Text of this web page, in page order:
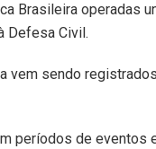
Brasileira operadas
Defesa Civil.
vem sendo
períodos de eventos